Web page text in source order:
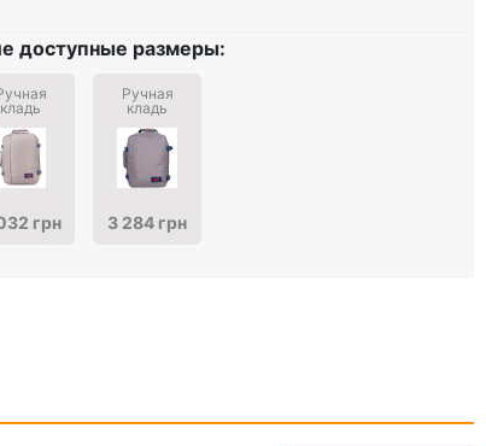
доступные размеры:
кладь
грн
Ручная
кладь
3 284 грн